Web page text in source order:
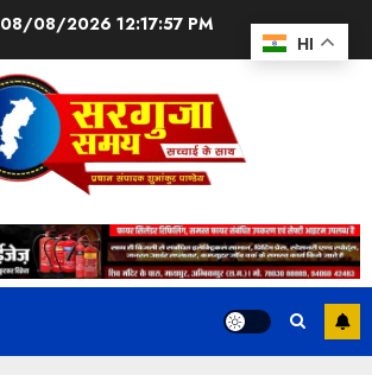
08/08/2026 12:17:58 PM
HI